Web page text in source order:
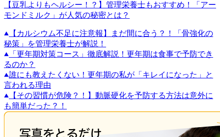
【豆乳よりもヘルシー！？】管理栄養士もおすすめ！「アー
モンドミルク」が人気の秘密とは？
【カルシウム不足に注意報】まだ間に合う？！「骨強化の
秘策」を管理栄養士が解説！
「更年期対策コース」徹底解説！更年期は食事で予防でき
るのか？
誰にも教えたくない！更年期の私が「キレイになった」と
言われる理由
【その習慣が危険？！】動脈硬化を予防する方法は意外に
も簡単だった？！